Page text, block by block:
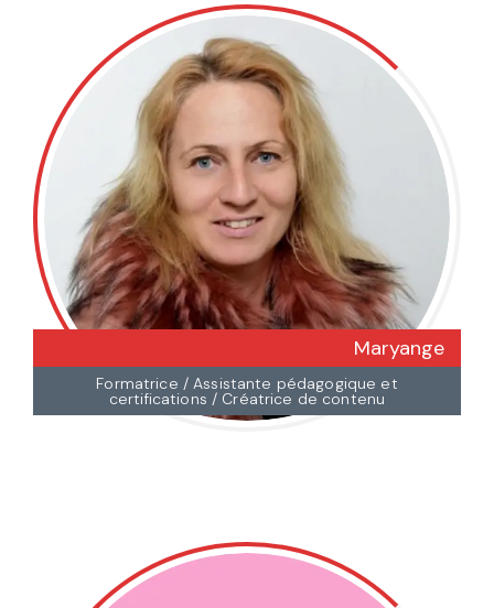
Maryange
Formatrice / Assistante pédagogique et
certifications / Créatrice de contenu